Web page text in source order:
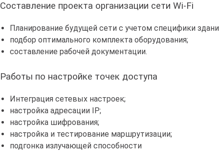
Составление проекта организации сети Wi-Fi
Планирование будущей сети с учетом специфики
подбор оптимального комплекта оборудования;
составление рабочей документации.
Работы по настройке точек доступа
Интеграция сетевых настроек;
настройка адресации IP;
настройка шифрования;
настройка и тестирование маршрутизации;
подгонка излучающей способности